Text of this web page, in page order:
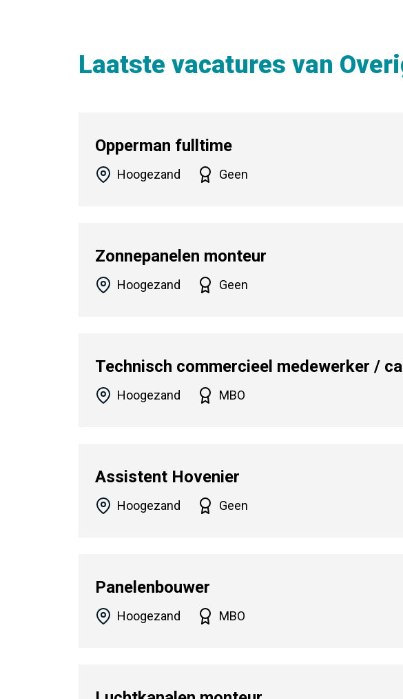
Laatste vacatures van
Opperman fulltime
Hoogezand Geen
Zonnepanelen monteur
Hoogezand Geen
Technisch commercieel medewerker /
Hoogezand MBO
Assistent Hovenier
Hoogezand Geen
Panelenbouwer
Hoogezand MBO